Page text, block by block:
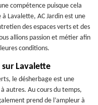
compétence puisque cela
Lavalette, AC Jardin est une
des espaces verts et des
allions passion et métier afin
conditions.
Lavalette
le désherbage est une
autres. Au cours du temps,
prend de l’ampleur à